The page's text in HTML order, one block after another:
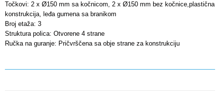
Točkovi: 2 x Ø150 mm sa kočnicom, 2 x Ø150 mm bez kočnice,plastična
konstrukcija, leđa gumena sa branikom
Broj etaža: 3
Struktura polica: Otvorene 4 strane
Ručka na guranje: Pričvrščena sa obje strane za konstrukciju